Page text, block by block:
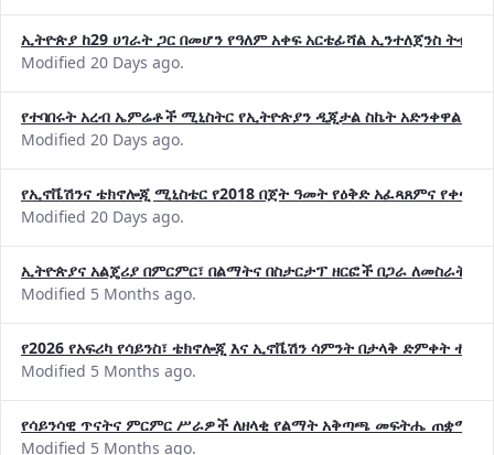
ኢትዮጵያ ከ29 ሀገራት ጋር በመሆን የዓለም አቀፍ አርቴፊሻል ኢንተለጀንስ
Modified 20 Days ago.
የተባበሩት አረብ ኤምሬቶች ሚኒስትር የኢትዮጵያን ዲጂታል ስኬት አድንቀዋል
Modified 20 Days ago.
የኢኖቬሽንና ቴክኖሎጂ ሚኒስቴር የ2018 በጀት ዓመት የዕቅድ አፈጻጸምና
Modified 20 Days ago.
ኢትዮጵያና አልጄሪያ በምርምር፣ በልማትና በስታርታፕ ዘርፎች በጋራ ለመስራት
Modified 5 Months ago.
የ2026 የአፍሪካ የሳይንስ፣ ቴክኖሎጂ እና ኢኖቬሽን ሳምንት በታላቅ ድምቀት
Modified 5 Months ago.
የሳይንሳዊ ጥናትና ምርምር ሥራዎች ለዘላቂ የልማት አቅጣጫ መፍትሔ ጠቋሚ
Modified 5 Months ago.